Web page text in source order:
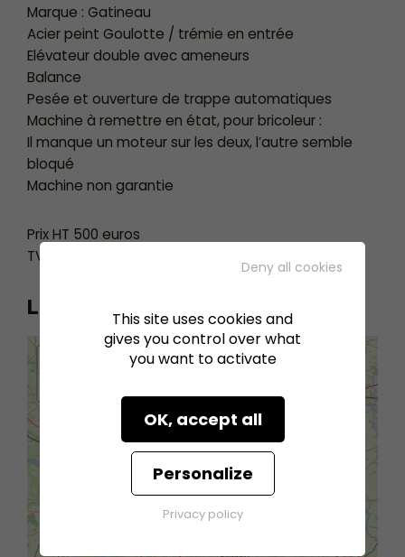
Marque : Gatineau
Acier peint Goulotte / trémie en entrée
Elévateur double avec ameneurs
Balance
Pesée et ouverture de trappe automatiques
Machine à remettre en état, pour bricoleur :
Il manque un moteur sur les deux, l’autre semble
bloqué
Machine non garantie
Prix HT 500 euros
TVA et frais de port en sus
Localisation
This site uses cookies and
gives you control over what
you want to activate
OK, accept all
Deny all cookies
Personalize
Privacy policy